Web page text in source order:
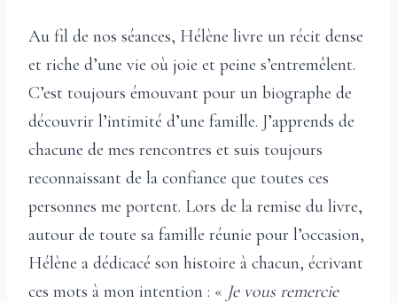
Au fil de nos séances, Hélène livre un récit dense
et riche d’une vie où joie et peine s’entremêlent.
C’est toujours émouvant pour un biographe de
découvrir l’intimité d’une famille. J’apprends de
chacune de mes rencontres et suis toujours
reconnaissant de la confiance que toutes ces
personnes me portent. Lors de la remise du livre,
autour de toute sa famille réunie pour l’occasion,
Hélène a dédicacé son histoire à chacun, écrivant
ces mots à mon intention : « Je vous remercie